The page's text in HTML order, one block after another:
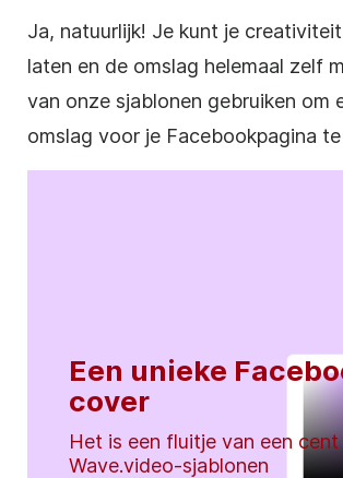
Ja, natuurlijk! Je kunt je
laten en de omslag helemaal zelf
van onze sjablonen gebruiken om
omslag voor je Facebookpagina te
Een unieke
cover
Het is een fluitje van een
Wave.video-sjablonen